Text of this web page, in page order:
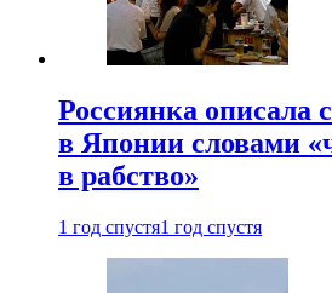
Россиянка описала
в Японии словами
в рабство»
1 год спустя1 год спустя